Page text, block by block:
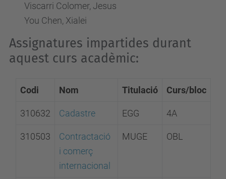
Viscarri Colomer, Jesus
You Chen, Xialei
Assignatures impartides durant
aquest curs acadèmic:
Codi Nom Titulació Curs/bloc
310632 Cadastre EGG 4A
310503
Contractació
i comerç
internacional
MUGE OBL